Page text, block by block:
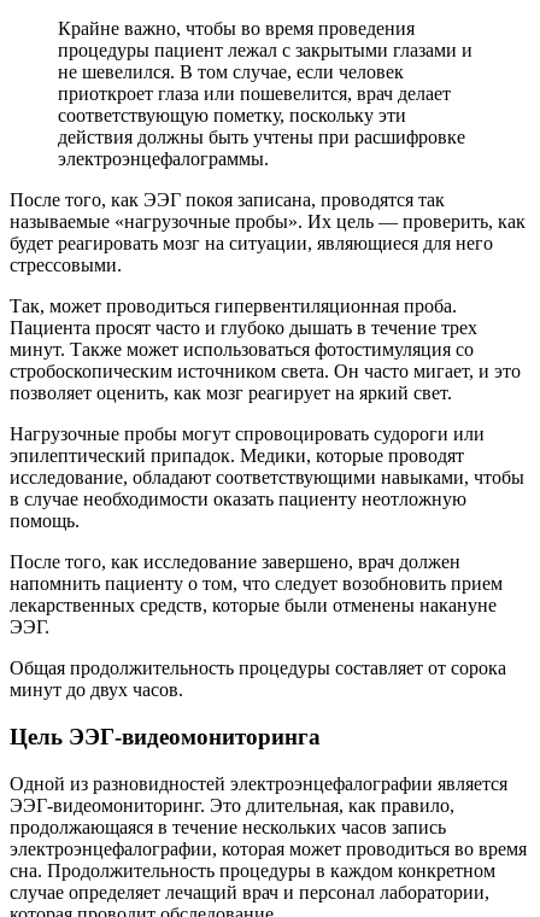
Крайне важно, чтобы во время проведения
процедуры пациент лежал с закрытыми глазами и
не шевелился. В том случае, если человек
приоткроет глаза или пошевелится, врач делает
соответствующую пометку, поскольку эти
действия должны быть учтены при расшифровке
электроэнцефалограммы.
После того, как ЭЭГ покоя записана, проводятся так
называемые «нагрузочные пробы». Их цель — проверить, как
будет реагировать мозг на ситуации, являющиеся для него
стрессовыми.
Так, может проводиться гипервентиляционная проба.
Пациента просят часто и глубоко дышать в течение трех
минут. Также может использоваться фотостимуляция со
стробоскопическим источником света. Он часто мигает, и это
позволяет оценить, как мозг реагирует на яркий свет.
Нагрузочные пробы могут спровоцировать судороги или
эпилептический припадок. Медики, которые проводят
исследование, обладают соответствующими навыками, чтобы
в случае необходимости оказать пациенту неотложную
помощь.
После того, как исследование завершено, врач должен
напомнить пациенту о том, что следует возобновить прием
лекарственных средств, которые были отменены накануне
ЭЭГ.
Общая продолжительность процедуры составляет от сорока
минут до двух часов.
Цель ЭЭГ-видеомониторинга
Одной из разновидностей электроэнцефалографии является
ЭЭГ-видеомониторинг. Это длительная, как правило,
продолжающаяся в течение нескольких часов запись
электроэнцефалографии, которая может проводиться во время
сна. Продолжительность процедуры в каждом конкретном
случае определяет лечащий врач и персонал лаборатории,